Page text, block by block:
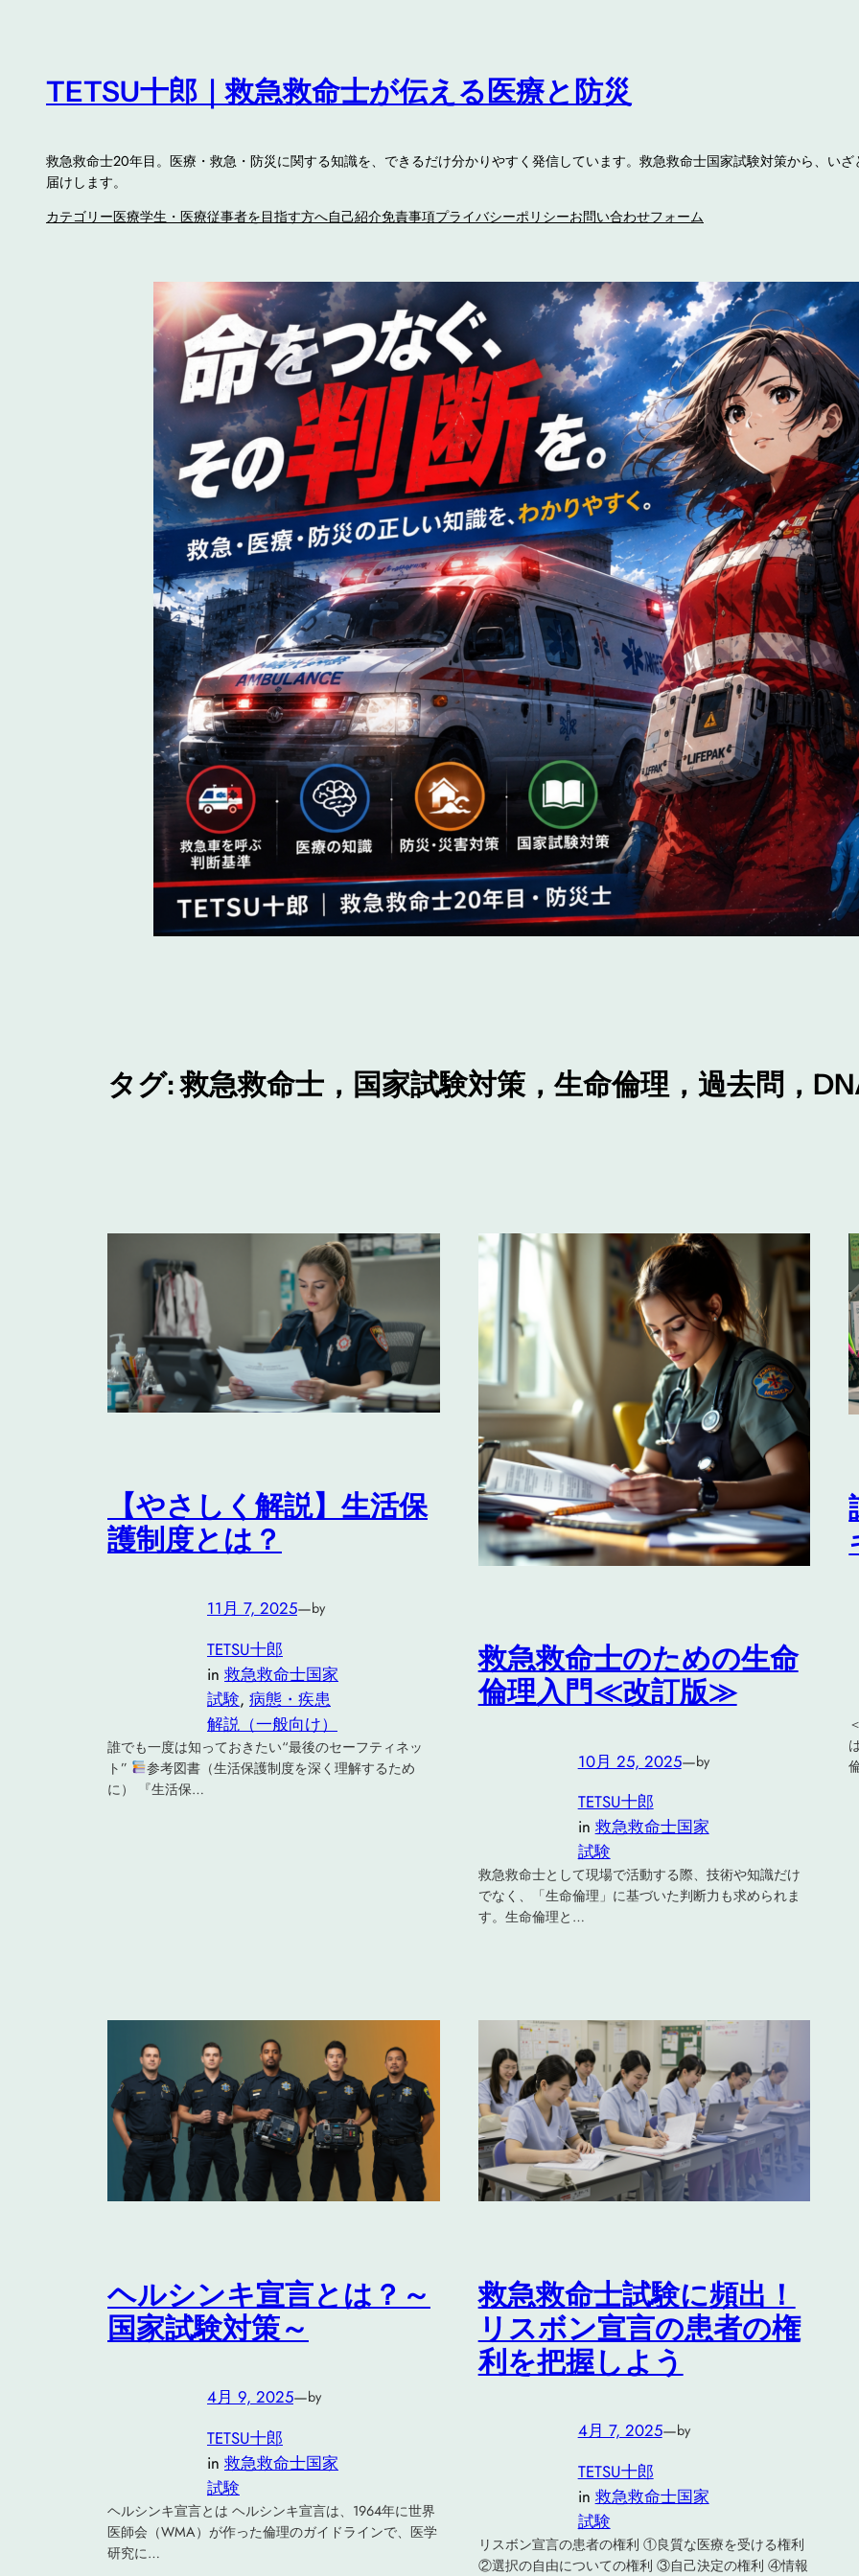
TETSU十郎｜救急救命士が伝える医療と防災
救急救命士20年目。医療・救急・防災に関する知識を、できるだけ分かりやすく発信しています。救急救命士国家試験対策から、い
届けします。
カテゴリー医療学生・医療従事者を目指す方へ自己紹介免責事項プライバシーポリシーお問い合わせフォーム
タグ:救急救命士，国家試験対策，生命倫理，過去問，
【やさしく解説】生活保
護制度とは？
11月 7, 2025—by
TETSU十郎
in 救急救命士国家
試験, 病態・疾患
解説（一般向け）
誰でも一度は知っておきたい“最後のセーフティネッ
ト”
参考図書（生活保護制度を深く理解するため
に） 『生活保…
救急救命士のための生命
倫理入門≪改訂版≫
10月 25, 2025—by
TETSU十郎
in 救急救命士国家
試験
救急救命士として現場で活動する際、技術や知識だけ
でなく、「生命倫理」に基づいた判断力も求められま
す。生命倫理と…
ヘルシンキ宣言とは？～
国家試験対策～
4月 9, 2025—by
TETSU十郎
in 救急救命士国家
試験
ヘルシンキ宣言とは ヘルシンキ宣言は、1964年に世界
医師会（WMA）が作った倫理のガイドラインで、医学
研究に…
救急救命士試験に頻出！
リスボン宣言の患者の権
利を把握しよう
4月 7, 2025—by
TETSU十郎
in 救急救命士国家
試験
リスボン宣言の患者の権利 ①良質な医療を受ける権利
②選択の自由についての権利 ③自己決定の権利 ④情報